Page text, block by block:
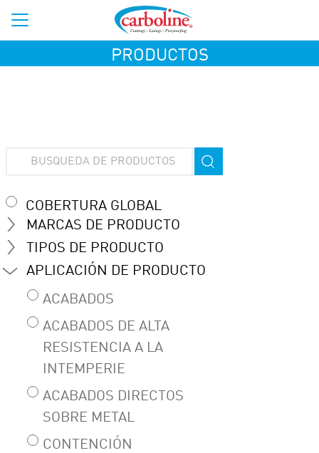
PRODUCTOS
COBERTURA GLOBAL
MARCAS DE PRODUCTO
TIPOS DE PRODUCTO
APLICACIÓN DE PRODUCTO
ACABADOS
ACABADOS DE ALTA
RESISTENCIA A LA
INTEMPERIE
ACABADOS DIRECTOS
SOBRE METAL
CONTENCIÓN